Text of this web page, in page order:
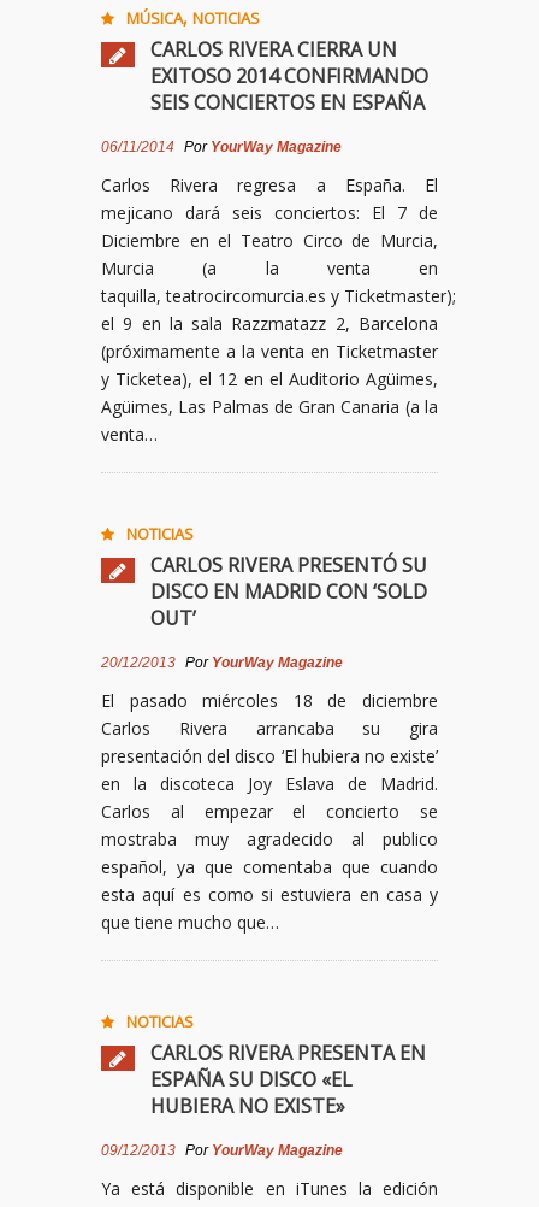
MÚSICA, NOTICIAS
CARLOS RIVERA CIERRA UN
EXITOSO 2014 CONFIRMANDO
SEIS CONCIERTOS EN ESPAÑA
06/11/2014 Por YourWay Magazine
Carlos Rivera regresa a España. El
mejicano dará seis conciertos: El 7 de
Diciembre en el Teatro Circo de Murcia,
Murcia (a la venta en
taquilla, teatrocircomurcia.es y Ticketmaster);
el 9 en la sala Razzmatazz 2, Barcelona
(próximamente a la venta en Ticketmaster
y Ticketea), el 12 en el Auditorio Agüimes,
Agüimes, Las Palmas de Gran Canaria (a la
venta…
NOTICIAS
CARLOS RIVERA PRESENTÓ SU
DISCO EN MADRID CON ‘SOLD
OUT’
20/12/2013 Por YourWay Magazine
El pasado miércoles 18 de diciembre
Carlos Rivera arrancaba su gira
presentación del disco ‘El hubiera no existe’
en la discoteca Joy Eslava de Madrid.
Carlos al empezar el concierto se
mostraba muy agradecido al publico
español, ya que comentaba que cuando
esta aquí es como si estuviera en casa y
que tiene mucho que…
NOTICIAS
CARLOS RIVERA PRESENTA EN
ESPAÑA SU DISCO «EL
HUBIERA NO EXISTE»
09/12/2013 Por YourWay Magazine
Ya está disponible en iTunes la edición